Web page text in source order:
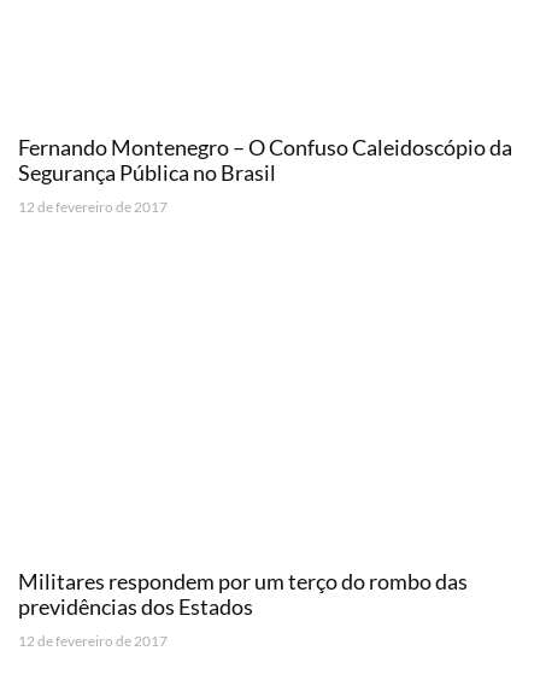
Fernando Montenegro – O Confuso Caleidoscópio da
Segurança Pública no Brasil
12 de fevereiro de 2017
Militares respondem por um terço do rombo das
previdências dos Estados
12 de fevereiro de 2017